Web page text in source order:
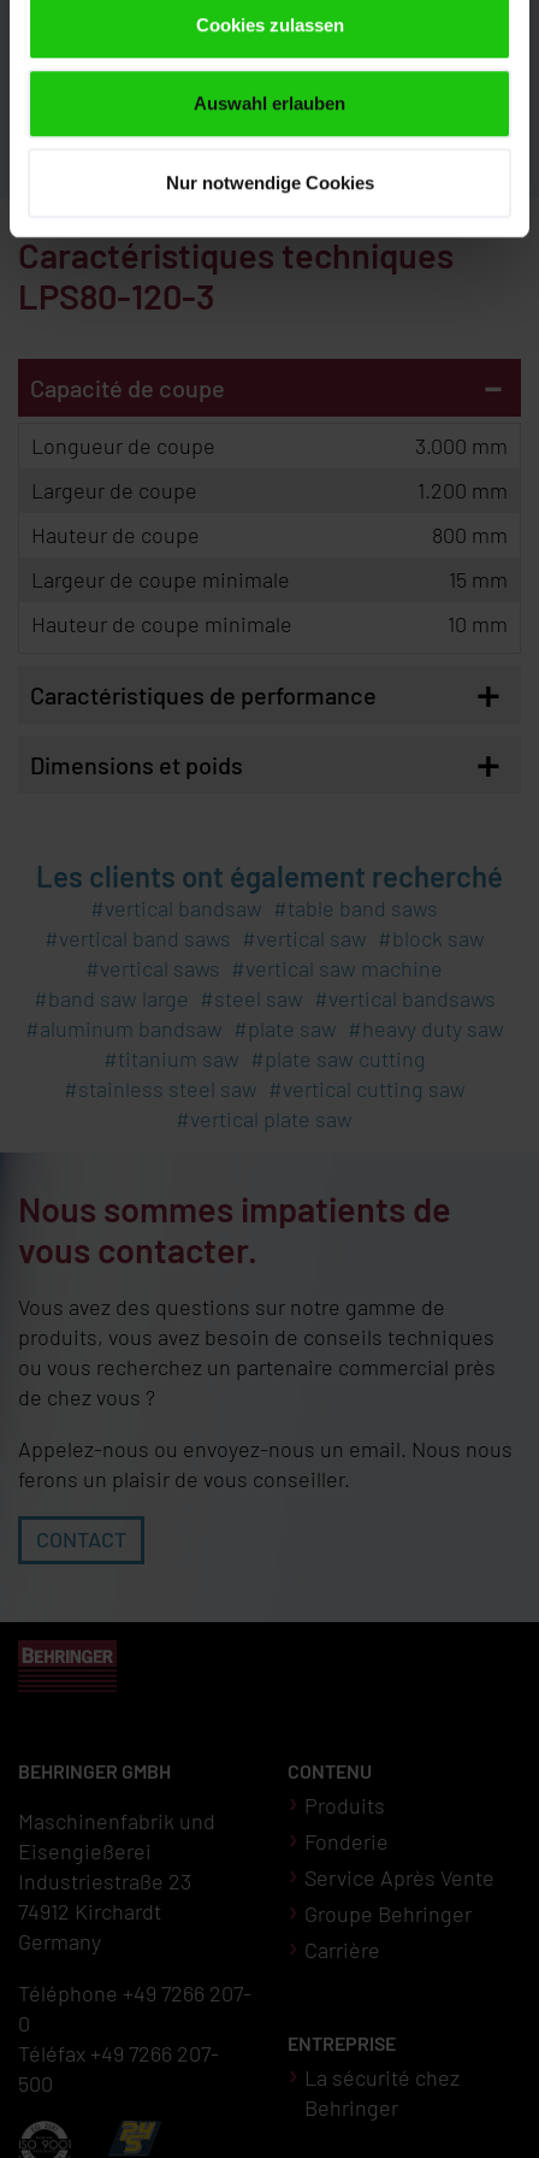
Cookies zulassen
Auswahl erlauben
Nur notwendige Cookies
de vous conseiller. Nous nous réjouissons de votre
demande.
Caractéristiques techniques
LPS80-120-3
Capacité de coupe -
Longueur de coupe
3.000 mm
Largeur de coupe
1.200 mm
Hauteur de coupe
800 mm
Largeur de coupe minimale
15 mm
Hauteur de coupe minimale
10 mm
Caractéristiques de performance +
Dimensions et poids +
Les clients ont également recherché
vertical bandsaw
table band saws
vertical band saws
vertical saw
block saw
vertical saws
vertical saw machine
band saw large
steel saw
vertical bandsaws
aluminum bandsaw
plate saw
heavy duty saw
titanium saw
plate saw cutting
stainless steel saw
vertical cutting saw
vertical plate saw
Nous sommes impatients de
vous contacter.
Vous avez des questions sur notre gamme de
produits, vous avez besoin de conseils techniques
ou vous recherchez un partenaire commercial près
de chez vous ?
Appelez-nous ou envoyez-nous un email. Nous nous
ferons un plaisir de vous conseiller.
CONTACT
BEHRINGER GMBH
Maschinenfabrik und
Eisengießerei
Industriestraße 23
74912 Kirchardt
Germany
Téléphone +49 7266 207-
0
Téléfax +49 7266 207-
500
CONTENU
Produits
Fonderie
Service Après Vente
Groupe Behringer
Carrière
ENTREPRISE
La sécurité chez
Behringer